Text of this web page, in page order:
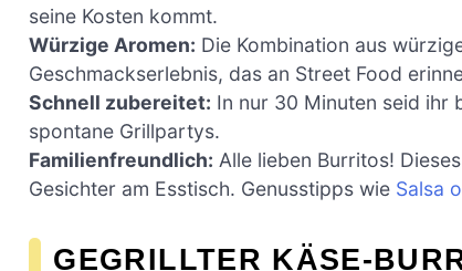
seine Kosten kommt.
Würzige Aromen: Die Kombination aus
Geschmackserlebnis, das an Street Food
Schnell zubereitet: In nur 30 Minuten seid ihr
spontane Grillpartys.
Familienfreundlich: Alle lieben Burritos!
Gesichter am Esstisch. Genusstipps wie Salsa
GEGRILLTER KÄSE-